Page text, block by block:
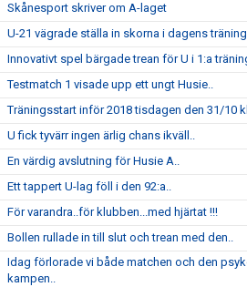
Skånesport skriver om A-laget
U-21 vägrade ställa in skorna i dagens
Innovativt spel bärgade trean för U i 1:a
Testmatch 1 visade upp ett ungt Husie..
Träningsstart inför 2018 tisdagen den 31/10
U fick tyvärr ingen ärlig chans ikväll..
En värdig avslutning för Husie A..
Ett tappert U-lag föll i den 92:a..
För varandra..för klubben...med hjärtat !!!
Bollen rullade in till slut och trean med den..
Idag förlorade vi både matchen och den
kampen..